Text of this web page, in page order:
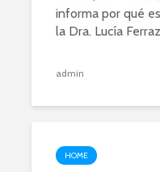
informa por qué
la Dra. Lucía
admin
HOME